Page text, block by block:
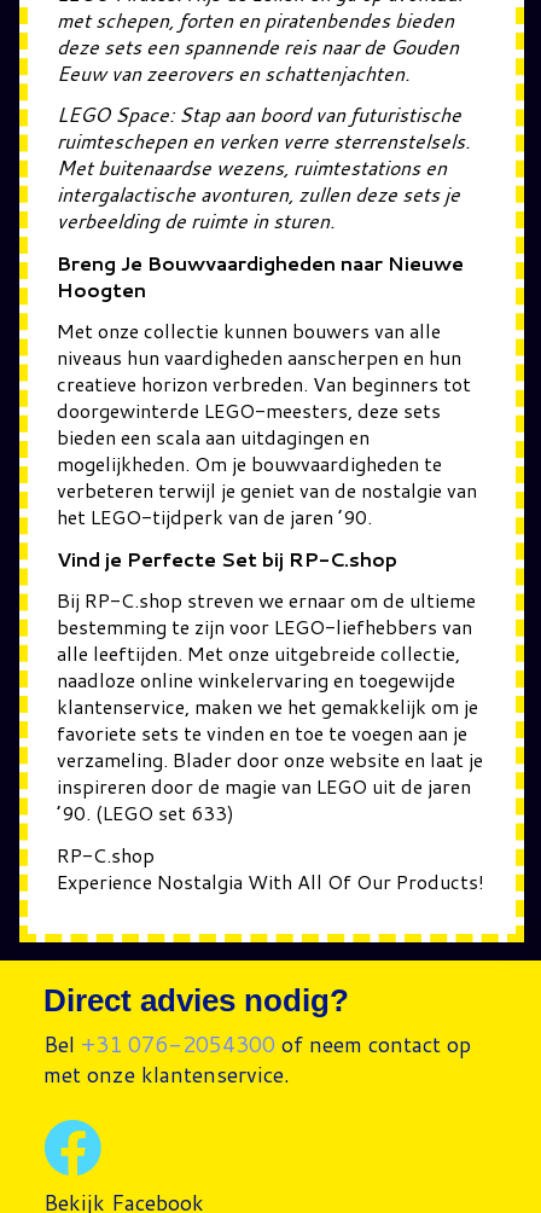
met schepen, forten en piratenbendes bieden
deze sets een spannende reis naar de Gouden
Eeuw van zeerovers en schattenjachten.
LEGO Space: Stap aan boord van futuristische
ruimteschepen en verken verre sterrenstelsels.
Met buitenaardse wezens, ruimtestations en
intergalactische avonturen, zullen deze sets je
verbeelding de ruimte in sturen.
Breng Je Bouwvaardigheden naar Nieuwe
Hoogten
Met onze collectie kunnen bouwers van alle
niveaus hun vaardigheden aanscherpen en hun
creatieve horizon verbreden. Van beginners tot
doorgewinterde LEGO-meesters, deze sets
bieden een scala aan uitdagingen en
mogelijkheden. Om je bouwvaardigheden te
verbeteren terwijl je geniet van de nostalgie van
het LEGO-tijdperk van de jaren ’90.
Vind je Perfecte Set bij RP-C.shop
Bij RP-C.shop streven we ernaar om de ultieme
bestemming te zijn voor LEGO-liefhebbers van
alle leeftijden. Met onze uitgebreide collectie,
naadloze online winkelervaring en toegewijde
klantenservice, maken we het gemakkelijk om je
favoriete sets te vinden en toe te voegen aan je
verzameling. Blader door onze website en laat je
inspireren door de magie van LEGO uit de jaren
’90. (LEGO set 633)
RP-C.shop
Experience Nostalgia With All Of Our Products!
Direct advies nodig?
Bel +31 076-2054300 of neem contact op
met onze klantenservice.
Bekijk Facebook